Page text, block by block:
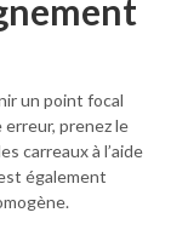
un point focal
prenez le
carreaux à l’aide
également